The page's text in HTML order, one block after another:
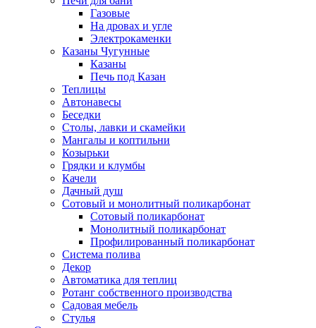
Газовые
На дровах и угле
Электрокаменки
Казаны Чугунные
Казаны
Печь под Казан
Теплицы
Автонавесы
Беседки
Столы, лавки и скамейки
Мангалы и коптильни
Козырьки
Грядки и клумбы
Качели
Дачный душ
Сотовый и монолитный поликарбонат
Сотовый поликарбонат
Монолитный поликарбонат
Профилированный поликарбонат
Система полива
Декор
Автоматика для теплиц
Ротанг собственного производства
Садовая мебель
Стулья